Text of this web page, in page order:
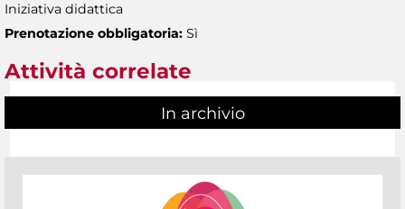
Iniziativa didattica
Prenotazione obbligatoria: Sì
Attività correlate
In archivio